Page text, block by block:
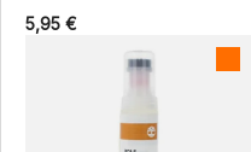
5,95 €